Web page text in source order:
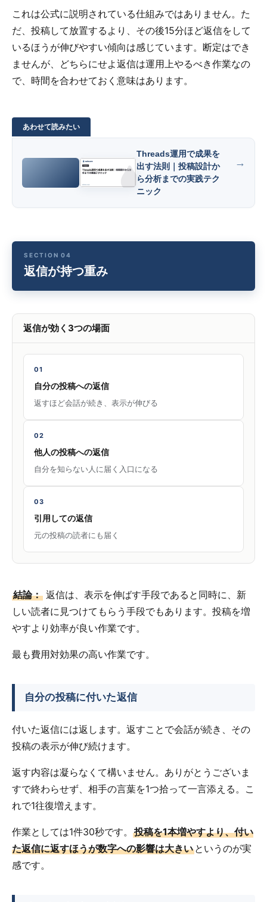
これは公式に説明されている仕組みではありません。た
だ、投稿して放置するより、その後15分ほど返信をして
いるほうが伸びやすい傾向は感じています。断定はでき
ませんが、どちらにせよ返信は運用上やるべき作業なの
で、時間を合わせておく意味はあります。
Threads運用で成果を
出す法則｜投稿設計か
ら分析までの実践テク
ニック
返信が持つ重み
返信が効く3つの場面
01
自分の投稿への返信
返すほど会話が続き、表示が伸びる
02
他人の投稿への返信
自分を知らない人に届く入口になる
03
引用しての返信
元の投稿の読者にも届く
結論： 返信は、表示を伸ばす手段であると同時に、新
しい読者に見つけてもらう手段でもあります。投稿を増
やすより効率が良い作業です。
最も費用対効果の高い作業です。
自分の投稿に付いた返信
付いた返信には返します。返すことで会話が続き、その
投稿の表示が伸び続けます。
返す内容は凝らなくて構いません。ありがとうございま
すで終わらせず、相手の言葉を1つ拾って一言添える。こ
れで1往復増えます。
作業としては1件30秒です。 投稿を1本増やすより、付い
た返信に返すほうが数字への影響は大きい というのが実
感です。